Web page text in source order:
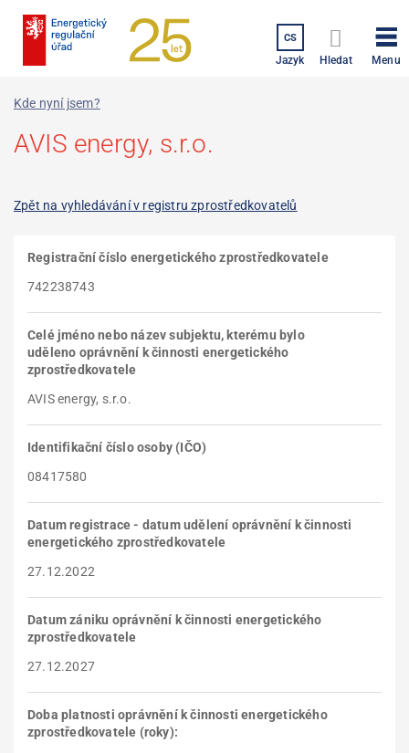
CS
Jazyk Hledat Menu
Kde nyní jsem?
AVIS energy, s.r.o.
Zpět na vyhledávání v registru zprostředkovatelů
Registrační číslo energetického zprostředkovatele
742238743
Celé jméno nebo název subjektu, kterému bylo
uděleno oprávnění k činnosti energetického
zprostředkovatele
AVIS energy, s.r.o.
Identifikační číslo osoby (IČO)
08417580
Datum registrace - datum udělení oprávnění k činnosti
energetického zprostředkovatele
27.12.2022
Datum zániku oprávnění k činnosti energetického
zprostředkovatele
27.12.2027
Doba platnosti oprávnění k činnosti energetického
zprostředkovatele (roky):